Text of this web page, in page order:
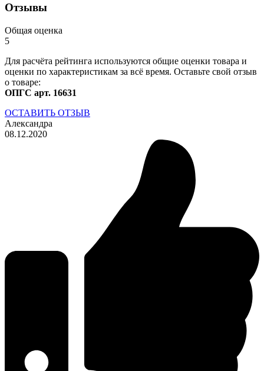
Отзывы
Общая оценка
5
Для расчёта рейтинга используются общие оценки товара и
оценки по характеристикам за всё время. Оставьте свой отзыв
о товаре:
ОПГС арт. 16631
ОСТАВИТЬ ОТЗЫВ
Александра
08.12.2020